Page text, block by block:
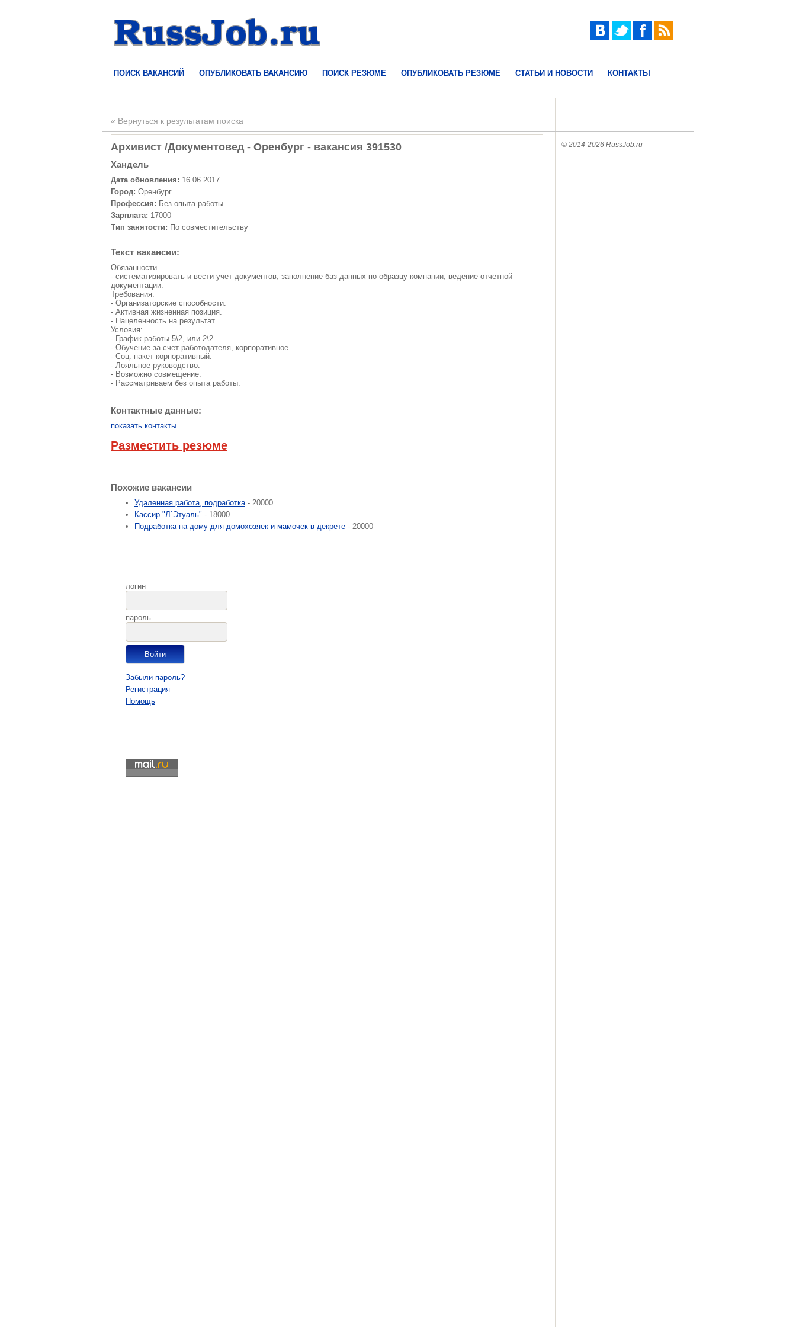
ПОИСК ВАКАНСИЙ ОПУБЛИКОВАТЬ ВАКАНСИЮ ПОИСК РЕЗЮМЕ ОПУБЛИКОВАТЬ РЕЗЮМЕ СТАТЬИ И НОВОСТИ КОНТАКТЫ
« Вернуться к результатам поиска
Архивист /Документовед - Оренбург - вакансия 391530
Хандель
Дата обновления: 16.06.2017
Город: Оренбург
Профессия: Без опыта работы
Зарплата: 17000
Тип занятости: По совместительству
Текст вакансии:
Обязанности
- систематизировать и вести учет документов, заполнение баз данных по образцу компании, ведение отчетной
документации.
Требования:
- Организаторские способности:
- Активная жизненная позиция.
- Нацеленность на результат.
Условия:
- График работы 5\2, или 2\2.
- Обучение за счет работодателя, корпоративное.
- Соц. пакет корпоративный.
- Лояльное руководство.
- Возможно совмещение.
- Рассматриваем без опыта работы.
Контактные данные:
показать контакты
Разместить резюме
Похожие вакансии
Удаленная работа, подработка- 20000
Кассир "Л`Этуаль" - 18000
Подработка на дому для домохозяек и мамочек в декрете - 20000
логин
пароль
Забыли пароль?
Регистрация
Помощь
© 2014-2026 RussJob.ru